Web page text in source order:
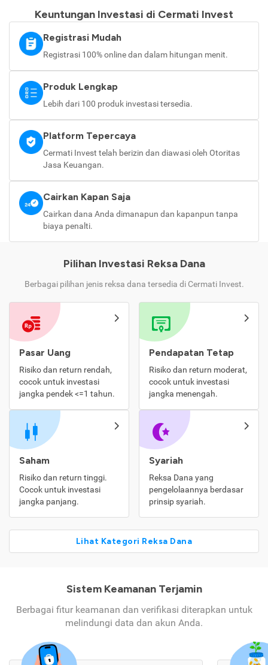
Keuntungan Investasi di Cermati Invest
Registrasi Mudah
Registrasi 100% online dan dalam hitungan menit.
Produk Lengkap
Lebih dari 100 produk investasi tersedia.
Platform Tepercaya
Cermati Invest telah berizin dan diawasi oleh Otoritas
Jasa Keuangan.
Cairkan Kapan Saja
Cairkan dana Anda dimanapun dan kapanpun tanpa
biaya penalti.
Pilihan Investasi Reksa Dana
Berbagai pilihan jenis reksa dana tersedia di Cermati Invest.
Pasar Uang
Risiko dan return rendah,
cocok untuk investasi
jangka pendek <=1 tahun.
Pendapatan Tetap
Risiko dan return moderat,
cocok untuk investasi
jangka menengah.
Saham
Risiko dan return tinggi.
Cocok untuk investasi
jangka panjang.
Syariah
Reksa Dana yang
pengelolaannya berdasar
prinsip syariah.
Lihat Kategori Reksa Dana
Sistem Keamanan Terjamin
Berbagai fitur keamanan dan verifikasi diterapkan untuk
melindungi data dan akun Anda.